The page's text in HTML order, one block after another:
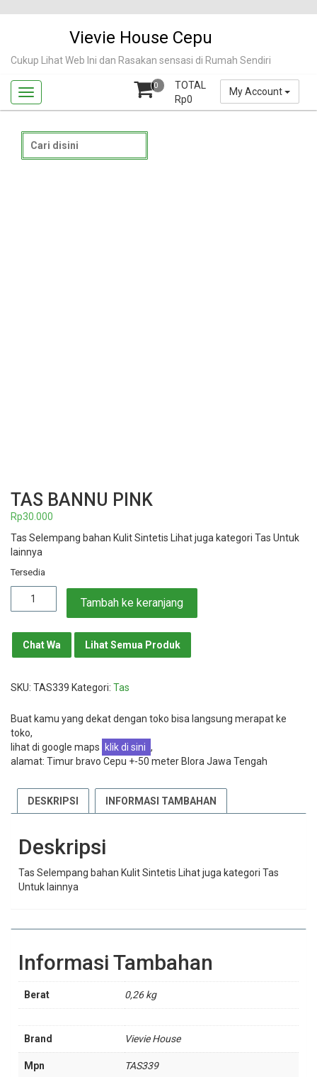
Vievie House Cepu
Cukup Lihat Web Ini dan Rasakan sensasi di Rumah Sendiri
My Account
0
TOTAL
Rp0
for:
TAS BANNU PINK
Rp30.000
Tas Selempang bahan Kulit Sintetis Lihat juga kategori Tas Untuk
lainnya
Tersedia
Kuantitas
Pink
Tambah ke keranjang
Chat Wa Lihat Semua Produk
SKU: TAS339 Kategori: Tas
Buat kamu yang dekat dengan toko bisa langsung merapat ke
toko,
lihat di google maps
klik di sini ,
alamat: Timur bravo Cepu +-50 meter Blora Jawa Tengah
DESKRIPSI INFORMASI TAMBAHAN
Deskripsi
Tas Selempang bahan Kulit Sintetis Lihat juga kategori Tas
Untuk lainnya
Informasi Tambahan
Berat 0,26 kg
Brand Vievie House
Mpn TAS339